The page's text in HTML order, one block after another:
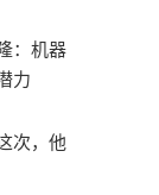
：机器
力
次，他